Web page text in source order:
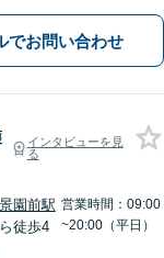
談】【休日・夜間対
分】
でお問い合わせ
インタビューを見
る
園前駅
徒歩4
営業時間：09:00
~20:00（平日）